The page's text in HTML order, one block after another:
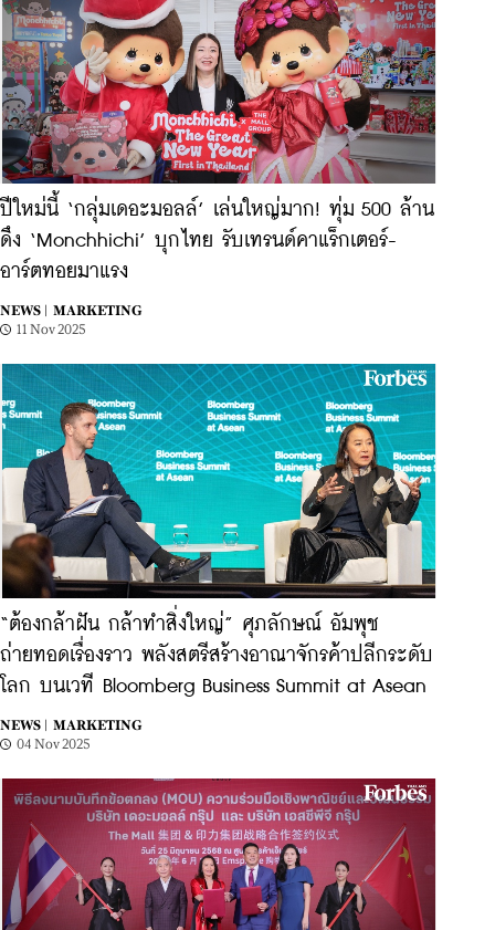
ปีใหม่นี้ ‘กลุ่มเดอะมอลล์’ เล่นใหญ่มาก! ทุ่ม 500 ล้าน
ดึง ‘Monchhichi’ บุกไทย รับเทรนด์คาแร็กเตอร์-
อาร์ตทอยมาแรง
NEWS |
MARKETING
11 Nov 2025
“ต้องกล้าฝัน กล้าทำสิ่งใหญ่” ศุภลักษณ์ อัมพุช
ถ่ายทอดเรื่องราว พลังสตรีสร้างอาณาจักรค้าปลีกระดับ
โลก บนเวที Bloomberg Business Summit at Asean
NEWS |
MARKETING
04 Nov 2025